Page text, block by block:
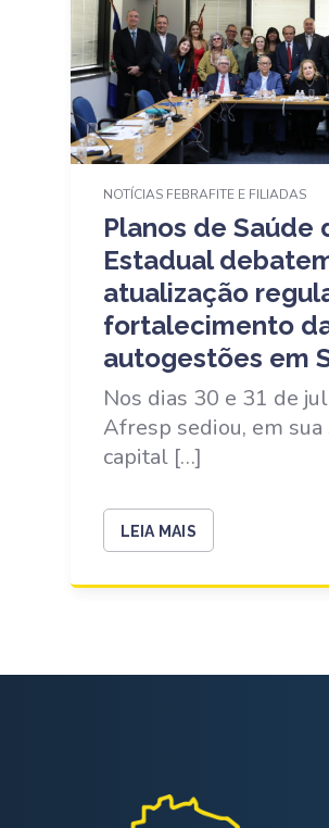
NOTÍCIAS FEBRAFITE E FILIADAS
Planos de Saúde
Estadual
atualização
fortalecimento
autogestões em
Nos dias 30 e 31 de
Afresp sediou, em sua
capital […]
LEIA MAIS